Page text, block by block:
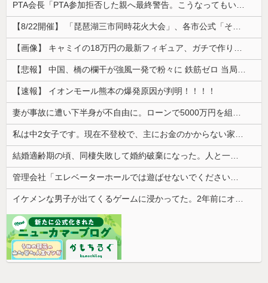
【速報】 イオンモール熊本の爆発原因が判明！！！！